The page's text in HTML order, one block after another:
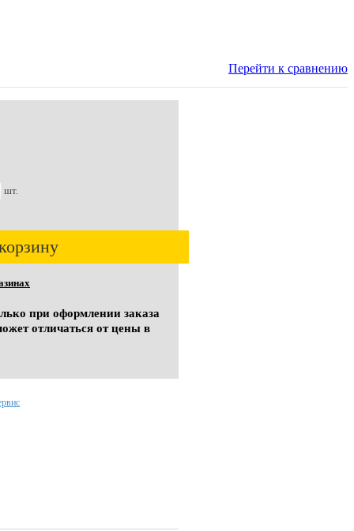
Перейти к сравнению
шт.
при оформлении заказа
отличаться от цены в